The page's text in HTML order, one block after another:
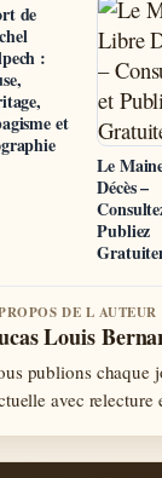
de
:
et
Le
Décès –
Publiez
DE L AUTEUR
Louis
publions chaque
avec